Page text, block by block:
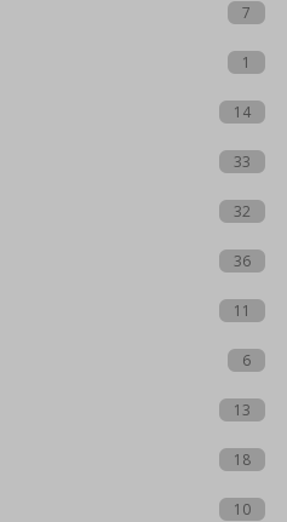
7
1
14
33
32
36
11
6
13
18
10